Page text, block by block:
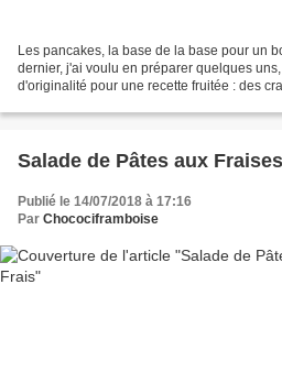
Les pancakes, la base de la base pour un
dernier, j'ai voulu en préparer quelques
d'originalité pour une recette fruitée : des
Salade de Pâtes aux
Publié le 14/07/2018 à 17:16
Par Chocociframboise